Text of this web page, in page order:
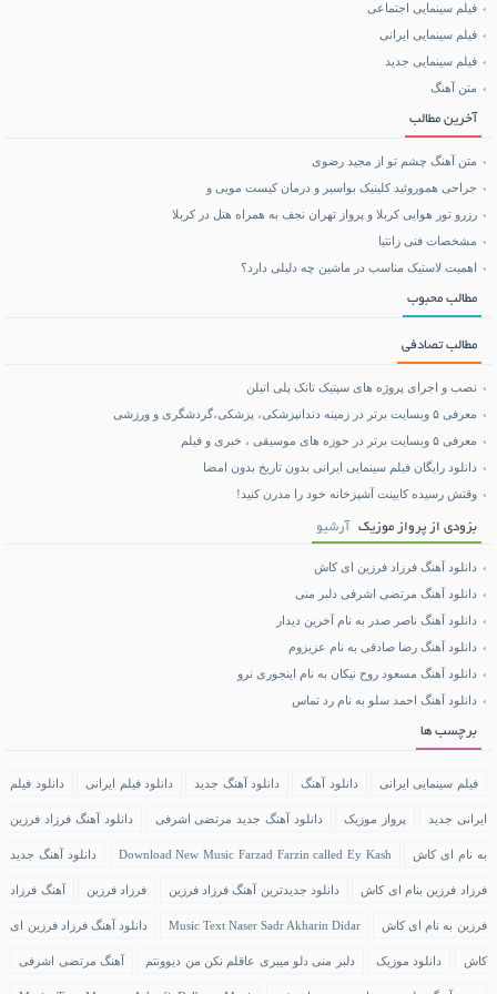
خرید بلیط هواپیما
بلیط هواپیما تهران مشهد
فیلم سینمایی اجتماعی
فیلم سینمایی ایرانی
فیلم سینمایی جدید
متن آهنگ
آخرین مطالب
متن آهنگ چشم تو از مجید رضوی
جراحی هموروئید کلینیک بواسیر و درمان کیست مویی و
رزرو تور هوایی کربلا و پرواز تهران نجف به همراه هتل در کربلا
مشخصات فنی زانتیا
اهمیت لاستیک مناسب در ماشین چه دلیلی دارد؟
مطالب محبوب
مطالب تصادفی
نصب و اجرای پروژه های سپتیک تانک پلی اتیلن
معرفی ۵ وبسایت برتر در زمینه دندانپزشکی، پزشکی،گردشگری و ورزشی
معرفی ۵ وبسایت برتر در حوزه های موسیقی ، خبری و فیلم
دانلود رایگان فیلم سینمایی ایرانی بدون تاریخ بدون امضا
وقتش رسیده کابینت آشپزخانه خود را مدرن کنید!
بزودی از پرواز موزیک آرشیو
دانلود آهنگ فرزاد فرزین ای کاش
دانلود آهنگ مرتضی اشرفی دلبر منی
دانلود آهنگ ناصر صدر به نام آخرین دیدار
دانلود آهنگ رضا صادقی به نام عزیزوم
دانلود آهنگ مسعود روح نیکان به نام اینجوری نرو
دانلود آهنگ احمد سلو به نام رد تماس
برچسب ها
فیلم سینمایی ایرانی دانلود آهنگ دانلود آهنگ جدید دانلود فیلم ایرانی دانلود فیلم
ایرانی جدید پرواز موزیک دانلود آهنگ جدید مرتضی اشرفی دانلود آهنگ فرزاد فرزین
به نام ای کاش Download New Music Farzad Farzin called Ey Kash دانلود آهنگ جدید
فرزاد فرزین بنام ای کاش دانلود جدیدترین آهنگ فرزاد فرزین فرزاد فرزین آهنگ فرزاد
فرزین به نام ای کاش Music Text Naser Sadr Akharin Didar دانلود آهنگ فرزاد فرزین ای
کاش دانلود موزیک دلبر منی دلو میبری عاقلم نکن من دیوونتم آهنگ مرتضی اشرفی